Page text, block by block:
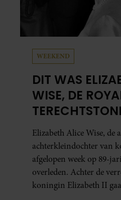
WEEKEND
DIT WAS
WISE, DE
DOOD VAN
Elizabeth Alice Wise, de
achterkleindochter van
afgelopen week op 89-
overleden. Achter de
koningin Elizabeth II